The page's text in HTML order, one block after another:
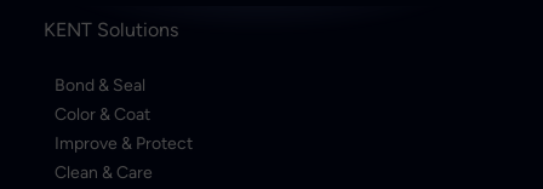
KENT Solutions
Bond & Seal
Color & Coat
Improve & Protect
Clean & Care